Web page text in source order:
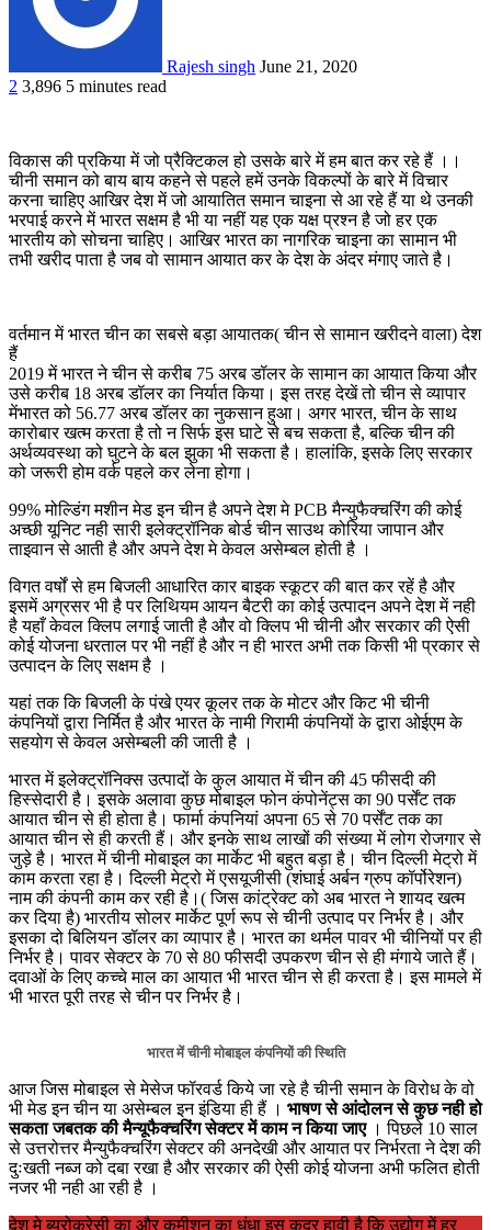
Rajesh singh June 21, 2020
2 3,896 5 minutes read
विकास की प्रकिया में जो प्रैक्टिकल हो उसके बारे में हम बात कर रहे हैं ।।
चीनी समान को बाय बाय कहने से पहले हमें उनके विकल्पों के बारे में विचार
करना चाहिए आखिर देश में जो आयातित समान चाइना से आ रहे हैं या थे उनकी
भरपाई करने में भारत सक्षम है भी या नहीं यह एक यक्ष प्रश्न है जो हर एक
भारतीय को सोचना चाहिए। आखिर भारत का नागरिक चाइना का सामान भी
तभी खरीद पाता है जब वो सामान आयात कर के देश के अंदर मंगाए जाते है।
वर्तमान में भारत चीन का सबसे बड़ा आयातक( चीन से सामान खरीदने वाला) देश
हैं
2019 में भारत ने चीन से करीब 75 अरब डॉलर के सामान का आयात किया और
उसे करीब 18 अरब डॉलर का निर्यात किया। इस तरह देखें तो चीन से व्यापार
मेंभारत को 56.77 अरब डॉलर का नुकसान हुआ। अगर भारत, चीन के साथ
कारोबार खत्म करता है तो न सिर्फ इस घाटे से बच सकता है, बल्कि चीन की
अर्थव्यवस्था को घुटने के बल झुका भी सकता है। हालांकि, इसके लिए सरकार
को जरूरी होम वर्क पहले कर लेना होगा।
99% मोल्डिंग मशीन मेड इन चीन है अपने देश मे PCB मैन्युफैक्चरिंग की कोई
अच्छी यूनिट नही सारी इलेक्ट्रॉनिक बोर्ड चीन साउथ कोरिया जापान और
ताइवान से आती है और अपने देश मे केवल असेम्बल होती है ।
विगत वर्षों से हम बिजली आधारित कार बाइक स्कूटर की बात कर रहें है और
इसमें अग्रसर भी है पर लिथियम आयन बैटरी का कोई उत्पादन अपने देश में नही
है यहाँ केवल क्लिप लगाई जाती है और वो क्लिप भी चीनी और सरकार की ऐसी
कोई योजना धरताल पर भी नहीं है और न ही भारत अभी तक किसी भी प्रकार से
उत्पादन के लिए सक्षम है ।
यहां तक कि बिजली के पंखे एयर कूलर तक के मोटर और किट भी चीनी
कंपनियों द्वारा निर्मित है और भारत के नामी गिरामी कंपनियों के द्वारा ओईएम के
सहयोग से केवल असेम्बली की जाती है ।
भारत में इलेक्ट्रॉनिक्स उत्पादों के कुल आयात में चीन की 45 फीसदी की
हिस्सेदारी है। इसके अलावा कुछ मोबाइल फोन कंपोनेंट्स का 90 पर्सेंट तक
आयात चीन से ही होता है। फार्मा कंपनियां अपना 65 से 70 पर्सेंट तक का
आयात चीन से ही करती हैं। और इनके साथ लाखों की संख्या में लोग रोजगार से
जुड़े है। भारत में चीनी मोबाइल का मार्केट भी बहुत बड़ा है। चीन दिल्ली मेट्रो में
काम करता रहा है। दिल्ली मेट्रो में एसयूजीसी (शंघाई अर्बन ग्रुप कॉर्पोरेशन)
नाम की कंपनी काम कर रही है।( जिस कांट्रेक्ट को अब भारत ने शायद खत्म
कर दिया है) भारतीय सोलर मार्केट पूर्ण रूप से चीनी उत्पाद पर निर्भर है। और
इसका दो बिलियन डॉलर का व्यापार है। भारत का थर्मल पावर भी चीनियों पर ही
निर्भर है। पावर सेक्टर के 70 से 80 फीसदी उपकरण चीन से ही मंगाये जाते हैं।
दवाओं के लिए कच्चे माल का आयात भी भारत चीन से ही करता है। इस मामले में
भी भारत पूरी तरह से चीन पर निर्भर है।
भारत में चीनी मोबाइल कंपनियों की स्थिति
आज जिस मोबाइल से मेसेज फॉरवर्ड किये जा रहे है चीनी समान के विरोध के वो
भी मेड इन चीन या असेम्बल इन इंडिया ही हैं । भाषण से आंदोलन से कुछ नही हो
सकता जबतक की मैन्यूफैक्चरिंग सेक्टर में काम न किया जाए । पिछले 10 साल
से उत्तरोत्तर मैन्युफैक्चरिंग सेक्टर की अनदेखी और आयात पर निर्भरता ने देश की
दुःखती नब्ज को दबा रखा है और सरकार की ऐसी कोई योजना अभी फलित होती
नजर भी नही आ रही है ।
देश मे ब्यूरोक्रेसी का और कमीशन का धंधा इस कदर हावी है कि उद्योग में हर